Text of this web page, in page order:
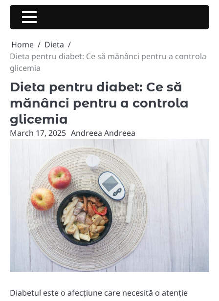
Skip
content
Home
Dieta
Dieta pentru diabet: Ce să mănânci pentru a controla
glicemia
Dieta pentru diabet: Ce să
mănânci pentru a controla
glicemia
March 17, 2025 Andreea Andreea
Diabetul este o afecțiune care necesită o atenție